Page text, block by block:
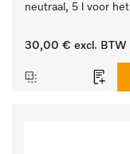
neutraal, 5 l voor het
vetvlekken.
30,00 € excl. BTW